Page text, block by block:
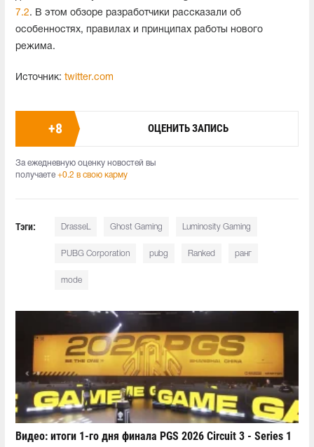
7.2. В этом обзоре разработчики рассказали об
особенностях, правилах и принципах работы нового
режима.
Источник: twitter.com
+8 ОЦЕНИТЬ ЗАПИСЬ
За ежедневную оценку новостей вы
получаете +0.2 в свою карму
Тэги: DrasseL Ghost Gaming Luminosity Gaming
PUBG Corporation pubg Ranked ранг
mode
Видео: итоги 1-го дня финала PGS 2026 Circuit 3 - Series 1